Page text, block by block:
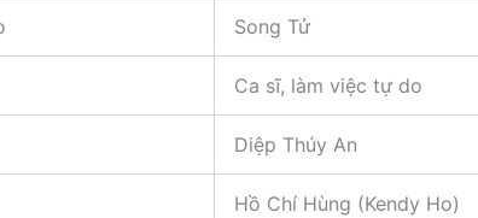
Song Tử
Ca sĩ, làm việc tự do
Diệp Thúy An
Hồ Chí Hùng (Kendy Ho)